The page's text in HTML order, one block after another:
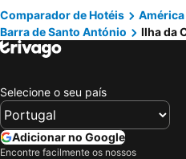
Passo de Camaragibe Hotéis na praia
União dos Palmares Hotéis na praia
Cajueiro Hotéis na praia
Comparador de Hotéis América
Barra de Santo António
Ilha da
Selecione o seu país
Adicionar no Google
Encontre facilmente os nossos